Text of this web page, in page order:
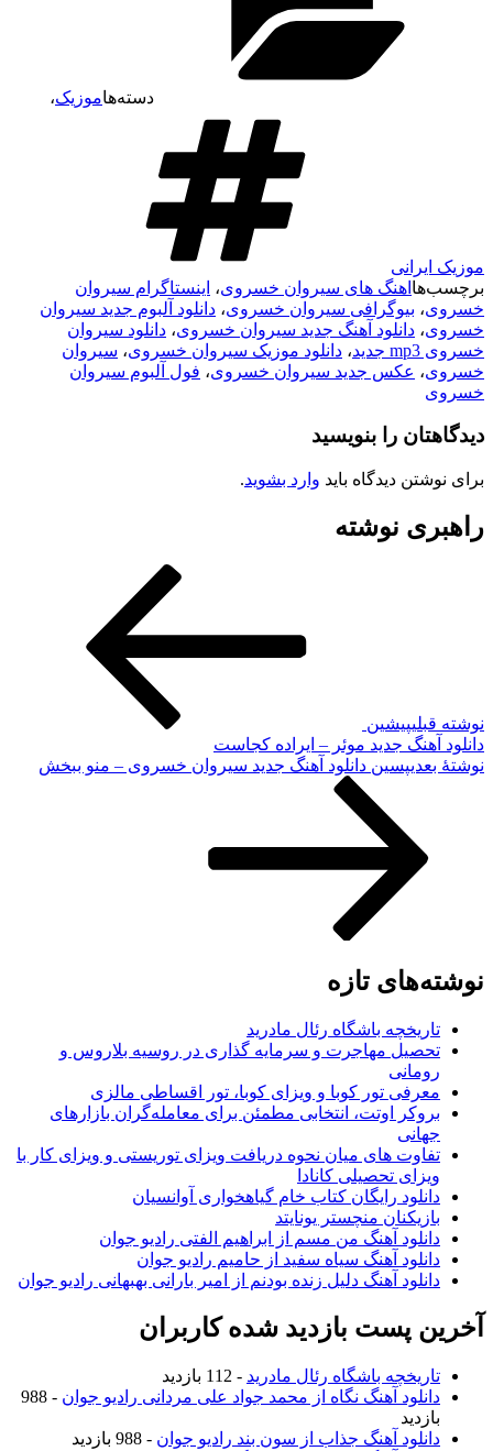
دسته‌هاموزیک،
موزیک ایرانی
برچسب‌ها اهنگ های سیروان خسروی، اینستاگرام سیروان
خسروی، بیوگرافی سیروان خسروی، دانلود آلبوم جدید سیروان
خسروی، دانلود آهنگ جدید سیروان خسروی، دانلود سیروان
خسروی mp3 جدید
، دانلود موزیک سیروان خسروی، سیروان
خسروی، عکس جدید سیروان خسروی، فول آلبوم سیروان
خسروی
دیدگاهتان را بنویسید
برای نوشتن دیدگاه باید وارد بشوید.
راهبری نوشته
نوشته قبلیپیشین
دانلود آهنگ جدید موئر – ایراده کجاست
نوشته‌ٔ بعدیپسین دانلود آهنگ جدید سیروان خسروی – منو ببخش
نوشته‌های تازه
تاریخچه باشگاه رئال مادرید
تحصیل مهاجرت و سرمایه گذاری در روسیه بلاروس و
رومانی
معرفی تور کوبا و ویزای کوبا، تور اقساطی مالزی
بروکر اوتت، انتخابی مطمئن برای معامله‌گران بازارهای
جهانی
تفاوت های میان نحوه دریافت ویزای توریستی و ویزای کار با
ویزای تحصیلی کانادا
دانلود رایگان کتاب خام گیاهخواری آوانسیان
بازیکنان منچستر یونایتد
دانلود آهنگ من مسم از ابراهیم الفتی رادیو جوان
دانلود آهنگ سیاه سفید از حامیم رادیو جوان
دانلود آهنگ دلیل زنده بودنم از امیر بارانی بهبهانی رادیو جوان
آخرین پست بازدید شده کاربران
تاریخچه باشگاه رئال مادرید - 112 بازدید
دانلود آهنگ نگاه از محمد جواد علی مردانی رادیو جوان
- 988
بازدید
دانلود آهنگ جذاب از سون بند رادیو جوان - 988 بازدید